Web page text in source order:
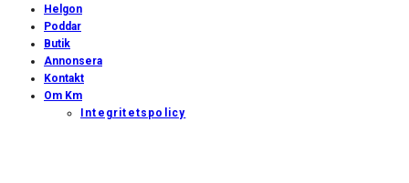
Helgon
Poddar
Butik
Annonsera
Kontakt
Om Km
Integritetspolicy